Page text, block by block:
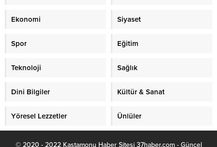
Ekonomi Siyaset
Spor Eğitim
Teknoloji Sağlık
Dini Bilgiler Kültür & Sanat
Yöresel Lezzetler Ünlüler
© 2020 - 2022 Kastamonu Haber Sitesi 37haber.com - Güncel